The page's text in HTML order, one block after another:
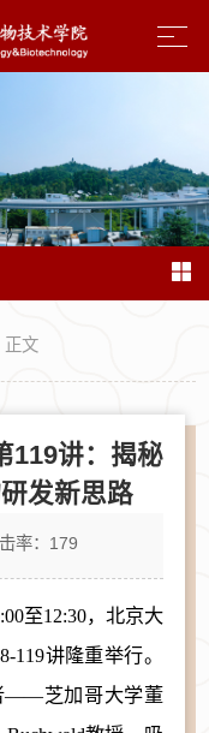
正文
119讲：揭秘
发新思路
率： 179
至12:30，北京大
119讲隆重举行。
——芝加哥大学董